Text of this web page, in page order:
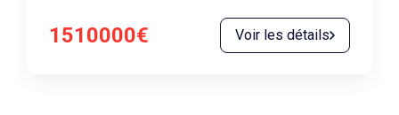
1510000€ Voir les détails